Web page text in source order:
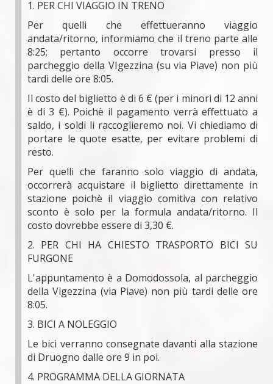
1. PER CHI VIAGGIO IN TRENO
Per quelli che effettueranno viaggio
andata/ritorno, informiamo che il treno parte alle
8:25; pertanto occorre trovarsi presso il
parcheggio della VIgezzina (su via Piave) non più
tardi delle ore 8:05.
Il costo del biglietto è di 6 € (per i minori di 12 anni
è di 3 €). Poichè il pagamento verrà effettuato a
saldo, i soldi li raccoglieremo noi. Vi chiediamo di
portare le quote esatte, per evitare problemi di
resto.
Per quelli che faranno solo viaggio di andata,
occorrerà acquistare il biglietto direttamente in
stazione poichè il viaggio comitiva con relativo
sconto è solo per la formula andata/ritorno. Il
costo dovrebbe essere di 3,30 €.
2. PER CHI HA CHIESTO TRASPORTO BICI SU
FURGONE
L'appuntamento è a Domodossola, al parcheggio
della Vigezzina (via Piave) non più tardi delle ore
8:05.
3. BICI A NOLEGGIO
Le bici verranno consegnate davanti alla stazione
di Druogno dalle ore 9 in poi.
4. PROGRAMMA DELLA GIORNATA